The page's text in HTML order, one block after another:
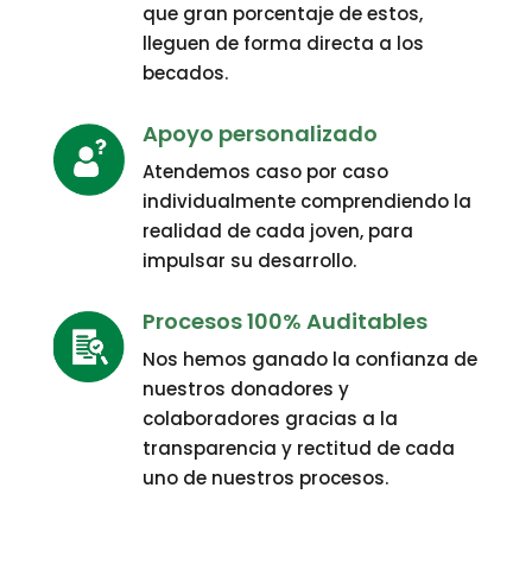
que gran porcentaje de estos,
lleguen de forma directa a los
becados.
Apoyo personalizado
Atendemos caso por caso
individualmente comprendiendo la
realidad de cada joven, para
impulsar su desarrollo.
Procesos 100% Auditables
Nos hemos ganado la confianza de
nuestros donadores y
colaboradores gracias a la
transparencia y rectitud de cada
uno de nuestros procesos.